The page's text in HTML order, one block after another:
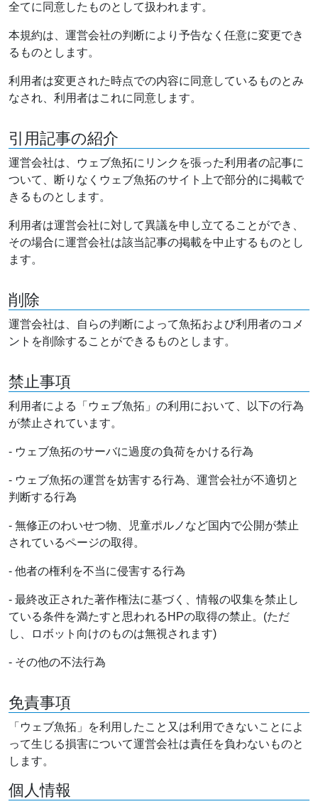
全てに同意したものとして扱われます。
本規約は、運営会社の判断により予告なく任意に変更でき
るものとします。
利用者は変更された時点での内容に同意しているものとみ
なされ、利用者はこれに同意します。
引用記事の紹介
運営会社は、ウェブ魚拓にリンクを張った利用者の記事に
ついて、断りなくウェブ魚拓のサイト上で部分的に掲載で
きるものとします。
利用者は運営会社に対して異議を申し立てることができ、
その場合に運営会社は該当記事の掲載を中止するものとし
ます。
削除
運営会社は、自らの判断によって魚拓および利用者のコメ
ントを削除することができるものとします。
禁止事項
利用者による「ウェブ魚拓」の利用において、以下の行為
が禁止されています。
- ウェブ魚拓のサーバに過度の負荷をかける行為
- ウェブ魚拓の運営を妨害する行為、運営会社が不適切と
判断する行為
- 無修正のわいせつ物、児童ポルノなど国内で公開が禁止
されているページの取得。
- 他者の権利を不当に侵害する行為
- 最終改正された著作権法に基づく、情報の収集を禁止し
ている条件を満たすと思われるHPの取得の禁止。(ただ
し、ロボット向けのものは無視されます)
- その他の不法行為
免責事項
「ウェブ魚拓」を利用したこと又は利用できないことによ
って生じる損害について運営会社は責任を負わないものと
します。
個人情報